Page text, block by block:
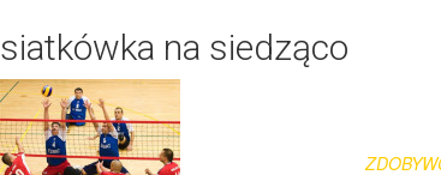
siatkówka na siedząco